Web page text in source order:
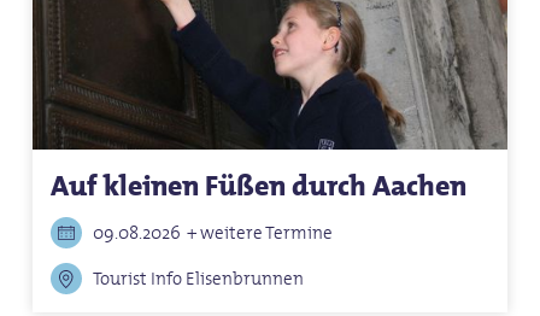
Auf kleinen Füßen durch Aachen
09.08.2026 + weitere Termine
Tourist Info Elisenbrunnen